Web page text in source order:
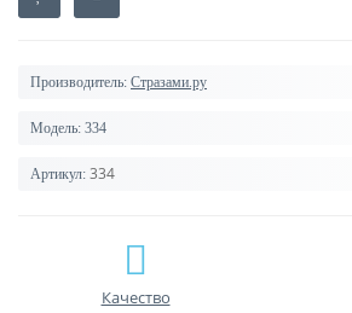
Производитель: Стразами.ру
Модель: 334
Артикул: 334
Качество